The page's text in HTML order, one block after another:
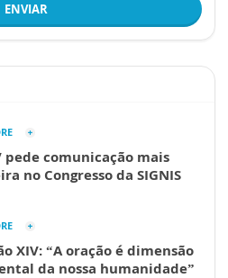
ENVIAR
pede comunicação mais
no Congresso da SIGNIS
XIV: “A oração é dimensão
da nossa humanidade”